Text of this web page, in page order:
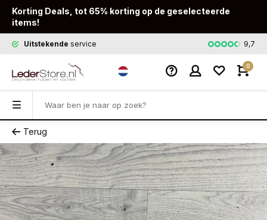
Korting Deals, tot 65% korting op de geselecteerde
items!
Uitstekende service Snelle9,7
0
Terug